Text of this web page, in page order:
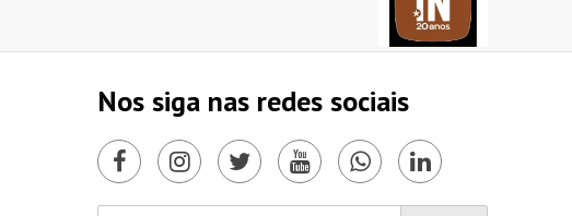
Nos siga nas redes sociais